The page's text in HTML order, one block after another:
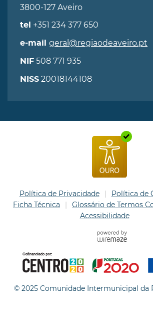
3800-127 Aveiro
tel +351 234 377 650
e-mail geral@regiaodeaveiro.pt
NIF 508 771 935
NISS 20018144108
Política de Privacidade
Política de
Ficha Técnica
Glossário de Termos
Acessibilidade
© 2025 Comunidade Intermunicipal da